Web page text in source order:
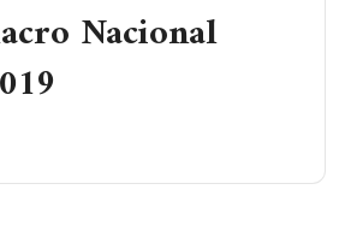
Nacional